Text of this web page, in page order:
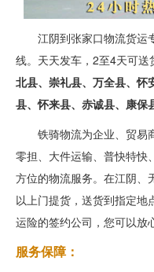
江阴到张家口物流货运
线。天天发车，2至4天可送
北县、崇礼县、万全县、怀
县、怀来县、赤诚县、康保
铁骑物流为企业、贸易
零担、大件运输、普快特快
方位的物流服务。在江阴、
以上门提货，送货到指定地
运险的签约公司，您可以放
服务保障：